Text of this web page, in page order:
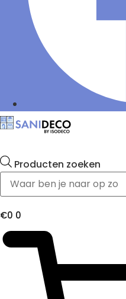
Producten zoeken
€0 0